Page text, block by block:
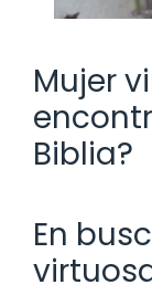
Mujer
Biblia?
En